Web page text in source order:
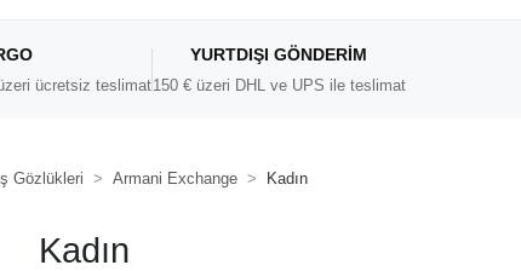
ücretsiz teslimat
YURTDIŞI GÖNDERIM
150 € üzeri DHL ve UPS ile teslimat
Gözlükleri Armani Exchange Kadın
Kadın